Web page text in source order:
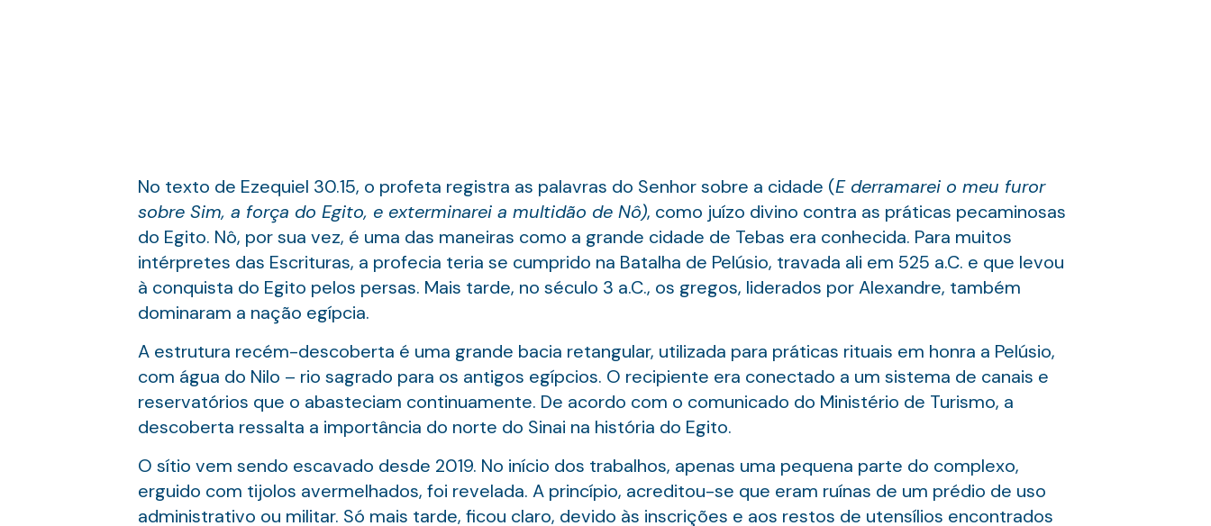
No texto de Ezequiel 30.15, o profeta registra as palavras do Senhor sobre a cidade (E derramarei o meu furor
sobre Sim, a força do Egito, e exterminarei a multidão de Nô), como juízo divino contra as práticas pecaminosas
do Egito. Nô, por sua vez, é uma das maneiras como a grande cidade de Tebas era conhecida. Para muitos
intérpretes das Escrituras, a profecia teria se cumprido na Batalha de Pelúsio, travada ali em 525 a.C. e que levou
à conquista do Egito pelos persas. Mais tarde, no século 3 a.C., os gregos, liderados por Alexandre, também
dominaram a nação egípcia.
A estrutura recém-descoberta é uma grande bacia retangular, utilizada para práticas rituais em honra a Pelúsio,
com água do Nilo – rio sagrado para os antigos egípcios. O recipiente era conectado a um sistema de canais e
reservatórios que o abasteciam continuamente. De acordo com o comunicado do Ministério de Turismo, a
descoberta ressalta a importância do norte do Sinai na história do Egito.
O sítio vem sendo escavado desde 2019. No início dos trabalhos, apenas uma pequena parte do complexo,
erguido com tijolos avermelhados, foi revelada. A princípio, acreditou-se que eram ruínas de um prédio de uso
administrativo ou militar. Só mais tarde, ficou claro, devido às inscrições e aos restos de utensílios encontrados